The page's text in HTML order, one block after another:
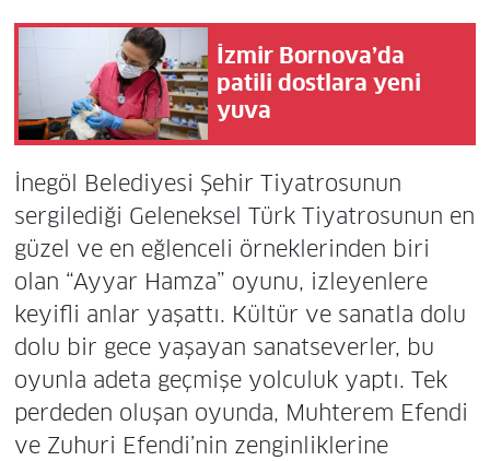
İzmir Bornova’da
patili dostlara yeni
yuva
İnegöl Belediyesi Şehir Tiyatrosunun
sergilediği Geleneksel Türk Tiyatrosunun en
güzel ve en eğlenceli örneklerinden biri
olan “Ayyar Hamza” oyunu, izleyenlere
keyifli anlar yaşattı. Kültür ve sanatla dolu
dolu bir gece yaşayan sanatseverler, bu
oyunla adeta geçmişe yolculuk yaptı. Tek
perdeden oluşan oyunda, Muhterem Efendi
ve Zuhuri Efendi’nin zenginliklerine